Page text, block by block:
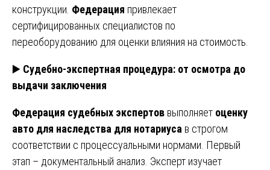
конструкции. Федерация привлекает
сертифицированных специалистов по
переоборудованию для оценки влияния на стоимость.
▶️ Судебно-экспертная процедура: от осмотра до
выдачи заключения
Федерация судебных экспертов выполняет оценку
авто для наследства для нотариуса в строгом
соответствии с процессуальными нормами. Первый
этап – документальный анализ. Эксперт изучает